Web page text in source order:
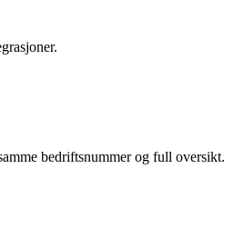
bedriftsnummer og full oversikt.